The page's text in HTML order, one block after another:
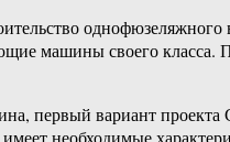
машины своего класса.
первый вариант